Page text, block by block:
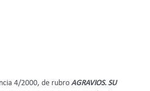
4/2000, de rubro AGRAVIOS. SU